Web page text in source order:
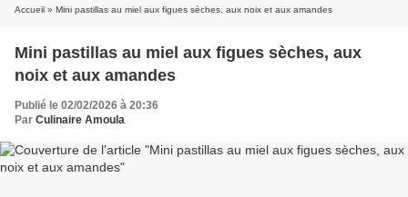
Accueil » Mini pastillas au miel aux figues sèches, aux noix et aux amandes
Mini pastillas au miel aux figues sèches, aux
noix et aux amandes
Publié le 02/02/2026 à 20:36
Par Culinaire Amoula